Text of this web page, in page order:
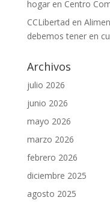
hogar en Centro
CCLibertad en
debemos tener en
Archivos
julio 2026
junio 2026
mayo 2026
marzo 2026
febrero 2026
diciembre 2025
agosto 2025